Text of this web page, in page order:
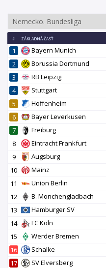
# ZÁKLADNÁ ČASŤ
1 Bayern Munich
2
Borussia Dortmund
3
RB Leipzig
4
Stuttgart
5
Hoffenheim
6
Bayer Leverkusen
7
Freiburg
8
Eintracht Frankfurt
9
Augsburg
10
Mainz
11
Union Berlin
12
B. Monchengladbach
13
Hamburger SV
14
FC Koln
15
Werder Bremen
16
Schalke
17
SV Elversberg